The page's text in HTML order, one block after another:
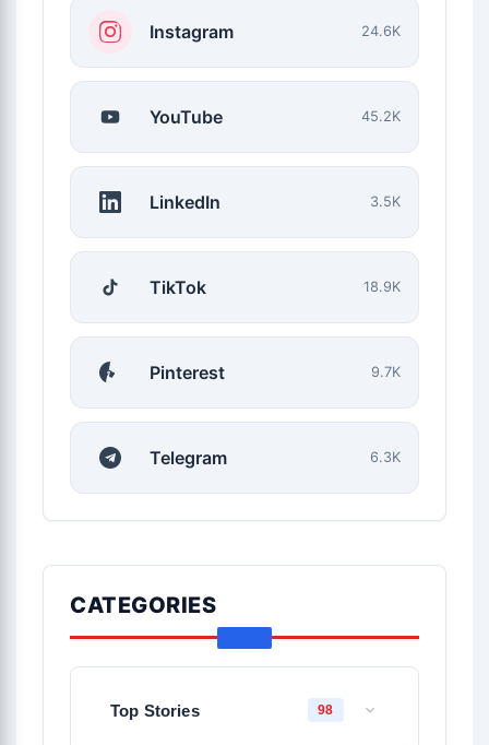
Instagram 24.6K
YouTube 45.2K
LinkedIn 3.5K
TikTok 18.9K
Pinterest 9.7K
Telegram 6.3K
CATEGORIES
Top Stories 98